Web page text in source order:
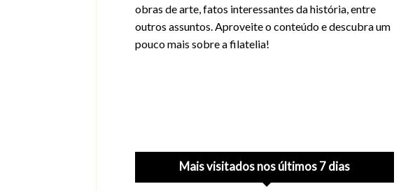
obras de arte, fatos interessantes da história, entre
outros assuntos. Aproveite o conteúdo e descubra um
pouco mais sobre a filatelia!
Mais visitados nos últimos 7 dias